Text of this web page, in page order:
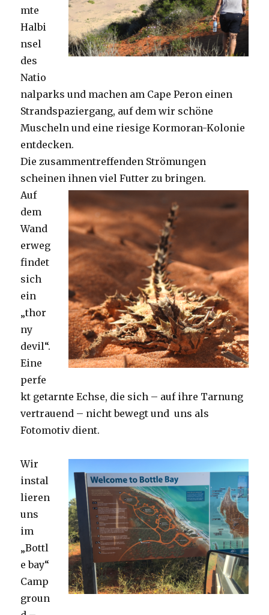
mte
Halbi
nsel
des
Natio
nalparks und machen am Cape Peron einen
Strandspaziergang, auf dem wir schöne
Muscheln und eine riesige Kormoran-Kolonie
entdecken.
Die zusammentreffenden Strömungen
scheinen ihnen viel Futter zu bringen.
Auf
dem
Wand
erweg
findet
sich
ein
„thor
ny
devil“.
Eine
perfe
kt getarnte Echse, die sich – auf ihre Tarnung
vertrauend – nicht bewegt und uns als
Fotomotiv dient.
Wir
instal
lieren
uns
im
„Bottl
e bay“
Camp
groun